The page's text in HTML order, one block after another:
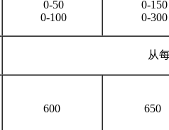
0-50
0-100
0-150
0-300
从
600 650